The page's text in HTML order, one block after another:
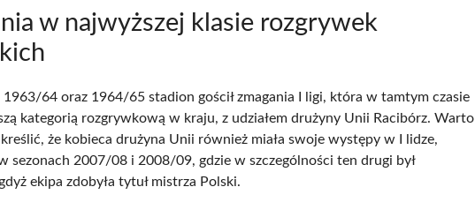
w najwyższej klasie rozgrywek
1963/64 oraz 1964/65 stadion gościł zmagania I ligi, która w tamtym czasie
kategorią rozgrywkową w kraju, z udziałem drużyny Unii Racibórz. Warto
że kobieca drużyna Unii również miała swoje występy w I lidze,
sezonach 2007/08 i 2008/09, gdzie w szczególności ten drugi był
ekipa zdobyła tytuł mistrza Polski.